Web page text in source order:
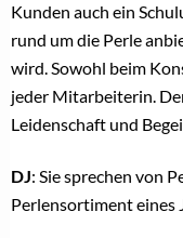
Kunden auch ein
rund um die Perle
wird. Sowohl beim
jeder Mitarbeiterin.
Leidenschaft und
DJ: Sie sprechen von
Perlensortiment eines